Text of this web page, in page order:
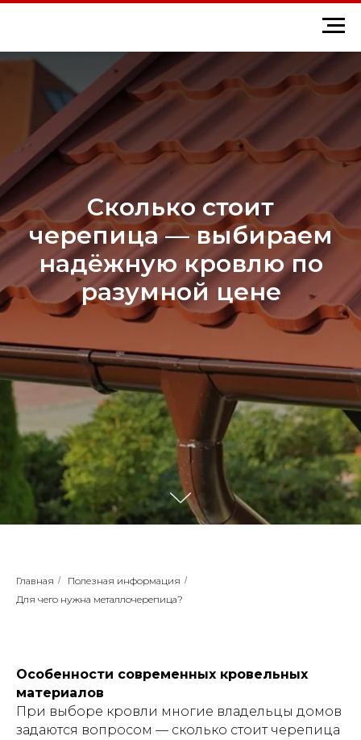
Сколько стоит
черепица — выбираем
надёжную кровлю по
разумной цене
Главная / Полезная информация /
Для чего нужна металлочерепица?
Особенности современных кровельных
материалов
При выборе кровли многие владельцы домов
задаются вопросом — сколько стоит черепица